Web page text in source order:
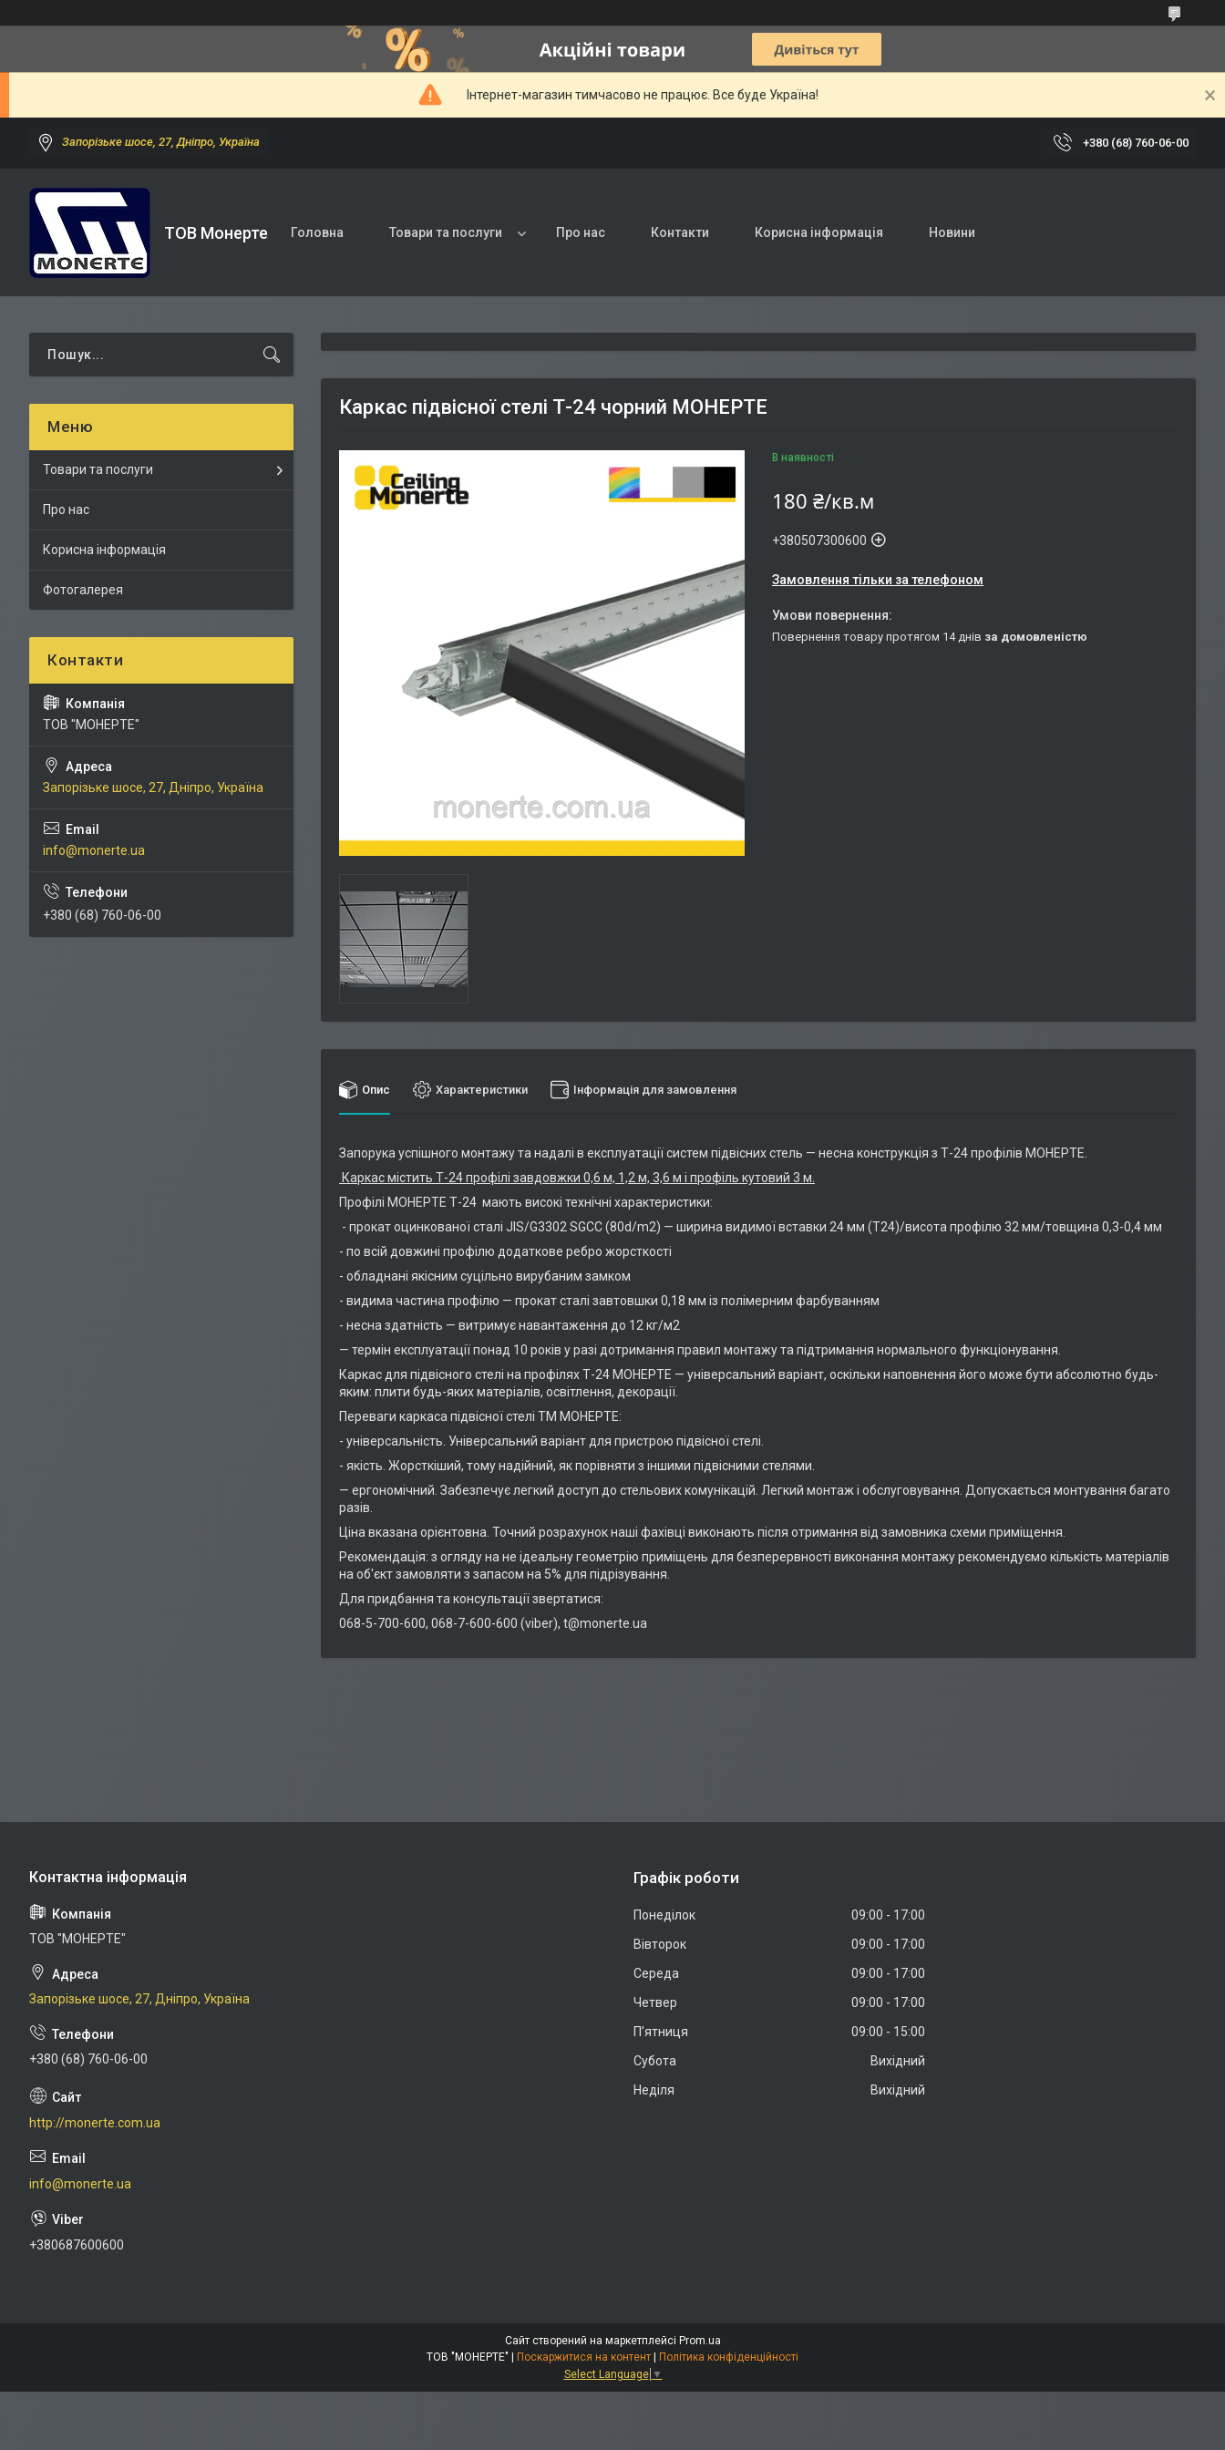
Інтернет-магазин тимчасово не працює. Все буде Україна!
Запорізьке шосе, 27, Дніпро, Україна +380 (68) 760-06-00
ТОВ Монерте Головна Товари та послуги Про нас Контакти Корисна інформація Новини
Каркас підвісної стелі Т-24 чорний МОНЕРТЕ
В наявності
180 ₴/кв.м
+380507300600
Замовлення тільки за телефоном
повернення товару протягом 14 днів за домовленістю
Опис Характеристики Інформація для замовлення
Запорука успішного монтажу та надалі в експлуатації систем підвісних стель — несна конструкція з Т-24 профілів МОНЕРТЕ.
Каркас містить Т-24 профілі завдовжки 0,6 м, 1,2 м, 3,6 м і профіль кутовий 3 м.
Профілі МОНЕРТЕ Т-24 мають високі технічні характеристики:
- прокат оцинкованої сталі JIS/G3302 SGCC (80d/m2) — ширина видимої вставки 24 мм (Т24)/висота профілю 32 мм/товщина 0,3-0,4 мм
- по всій довжині профілю додаткове ребро жорсткості
- обладнані якісним суцільно вирубаним замком
- видима частина профілю — прокат сталі завтовшки 0,18 мм із полімерним фарбуванням
- несна здатність — витримує навантаження до 12 кг/м2
— термін експлуатації понад 10 років у разі дотримання правил монтажу та підтримання нормального функціонування.
Каркас для підвісного стелі на профілях Т-24 МОНЕРТЕ — універсальний варіант, оскільки наповнення його може бути абсолютно будь-
яким: плити будь-яких матеріалів, освітлення, декорації.
Переваги каркаса підвісної стелі ТМ МОНЕРТЕ:
- універсальність. Універсальний варіант для пристрою підвісної стелі.
- якість. Жорсткіший, тому надійний, як порівняти з іншими підвісними стелями.
— ергономічний. Забезпечує легкий доступ до стельових комунікацій. Легкий монтаж і обслуговування. Допускається монтування багато
разів.
Ціна вказана орієнтовна. Точний розрахунок наші фахівці виконають після отримання від замовника схеми приміщення.
Рекомендація: з огляду на не ідеальну геометрію приміщень для безперервності виконання монтажу рекомендуємо кількість матеріалів
на об'єкт замовляти з запасом на 5% для підрізування.
Для придбання та консультації звертатися:
068-5-700-600, 068-7-600-600 (viber), t@monerte.ua
Товари та послуги
Про нас
Корисна інформація
Фотогалерея
ТОВ "МОНЕРТЕ"
Запорізьке шосе, 27, Дніпро, Україна
info@monerte.ua
+380 (68) 760-06-00
ТОВ "МОНЕРТЕ"
Запорізьке шосе, 27, Дніпро, Україна
+380 (68) 760-06-00
http://monerte.com.ua
info@monerte.ua
+380687600600
Графік роботи
Понеділок 09:00
17:00
Вівторок
09:00
17:00
Середа
09:00
17:00
Четвер
09:00
17:00
Пʼятниця
09:00
15:00
Субота
Вихідний
Неділя
Вихідний
Сайт створений на маркетплейсі Prom.ua
Поскаржитися на контент
Політика конфіденційності
Select Language ▼